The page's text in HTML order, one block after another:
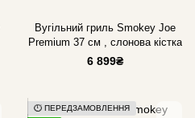
Вугільний гриль Smokey Joe
Premium 37 см , слонова кістка
6 899₴
⏱️ ПЕРЕДЗАМОВЛЕННЯ